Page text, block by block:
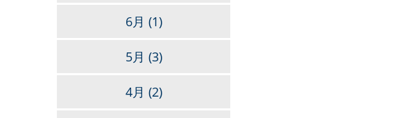
6月 (1)
5月 (3)
4月 (2)